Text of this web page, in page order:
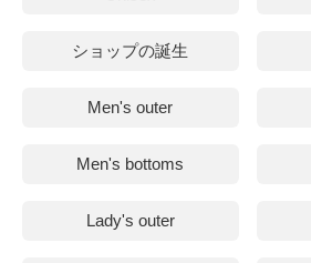
ショップの誕生
Men's outer
Men's bottoms
Lady's outer